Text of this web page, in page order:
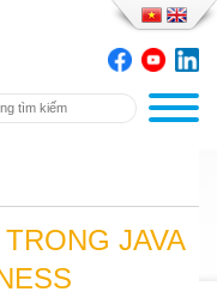
JAVA